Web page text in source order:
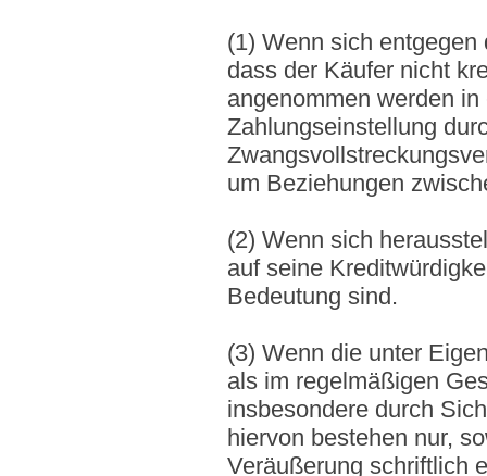
(1) Wenn sich
dass der Käufer nicht
angenommen werden
Zahlungseinstellung
um Beziehungen
(2) Wenn sich
auf seine
Bedeutung sind.
(3) Wenn die unter
als im regelmäßigen
insbesondere durch
hiervon bestehen nur,
Veräußerung schriftlich